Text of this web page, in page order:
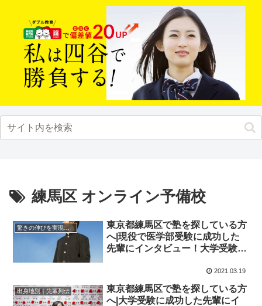
練馬区 オンライン予備校
驚きの伸びを実現｜先輩列伝
東京都練馬区で塾を探している方
へ|現役で医学部受験に成功した
先輩にインタビュー！大学受験予
2021.03.19
出身地別｜先輩列伝
東京都練馬区で塾を探している方
へ|大学受験に成功した先輩にイ